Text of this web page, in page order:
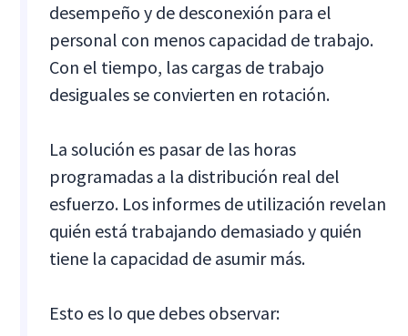
desempeño y de desconexión para el
personal con menos capacidad de trabajo.
Con el tiempo, las cargas de trabajo
desiguales se convierten en rotación.
La solución es pasar de las horas
programadas a la distribución real del
esfuerzo. Los informes de utilización revelan
quién está trabajando demasiado y quién
tiene la capacidad de asumir más.
Esto es lo que debes observar: